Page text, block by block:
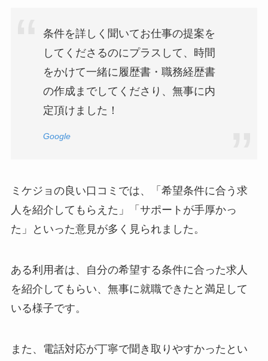
条件を詳しく聞いてお仕事の提案を
してくださるのにプラスして、時間
をかけて一緒に履歴書・職務経歴書
の作成までしてくださり、無事に内
定頂けました！
Google
ミケジョの良い口コミでは、「希望条件に合う求
人を紹介してもらえた」「サポートが手厚かっ
た」といった意見が多く見られました。
ある利用者は、自分の希望する条件に合った求人
を紹介してもらい、無事に就職できたと満足して
いる様子です。
また、電話対応が丁寧で聞き取りやすかったとい